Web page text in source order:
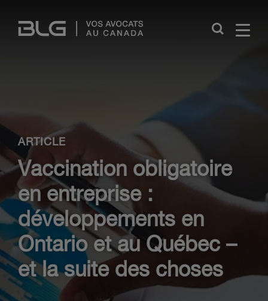
Links
Close
ARTICLE
Vaccination obligatoire
en entreprise :
développements en
Ontario et au Québec –
et la suite des choses